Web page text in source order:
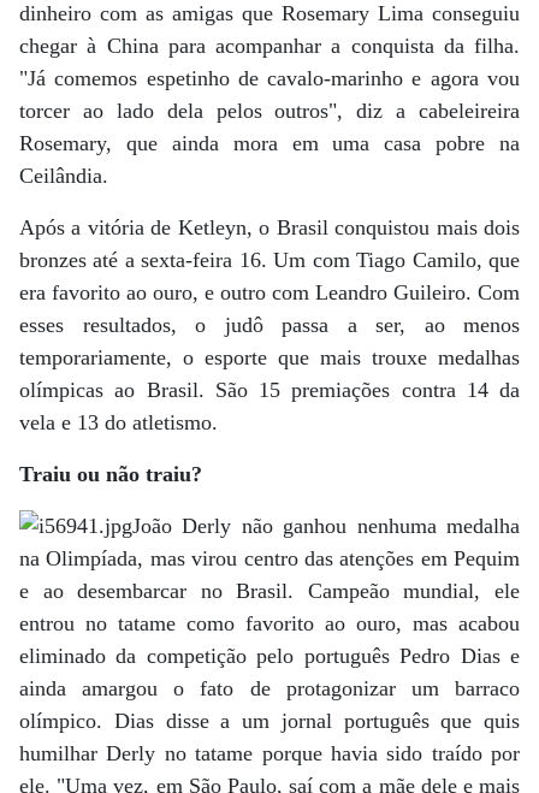
dinheiro com as amigas que Rosemary Lima conseguiu
chegar à China para acompanhar a conquista da filha.
"Já comemos espetinho de cavalo-marinho e agora vou
torcer ao lado dela pelos outros", diz a cabeleireira
Rosemary, que ainda mora em uma casa pobre na
Ceilândia.
Após a vitória de Ketleyn, o Brasil conquistou mais dois
bronzes até a sexta-feira 16. Um com Tiago Camilo, que
era favorito ao ouro, e outro com Leandro Guileiro. Com
esses resultados, o judô passa a ser, ao menos
temporariamente, o esporte que mais trouxe medalhas
olímpicas ao Brasil. São 15 premiações contra 14 da
vela e 13 do atletismo.
Traiu ou não traiu?
João Derly não ganhou nenhuma medalha
na Olimpíada, mas virou centro das atenções em Pequim
e ao desembarcar no Brasil. Campeão mundial, ele
entrou no tatame como favorito ao ouro, mas acabou
eliminado da competição pelo português Pedro Dias e
ainda amargou o fato de protagonizar um barraco
olímpico. Dias disse a um jornal português que quis
humilhar Derly no tatame porque havia sido traído por
ele. "Uma vez, em São Paulo, saí com a mãe dele e mais